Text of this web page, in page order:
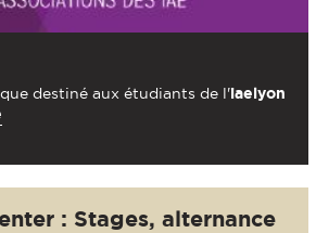
destiné aux étudiants de l'iaelyon
: Stages, alternance